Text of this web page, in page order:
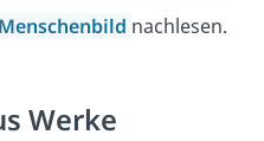
nachlesen.
Werke